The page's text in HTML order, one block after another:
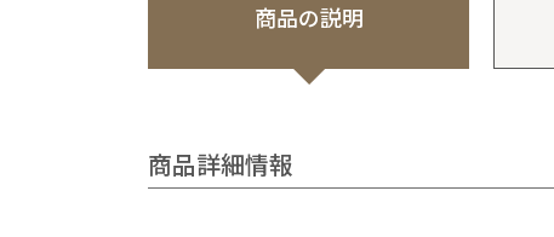
商品の説明
商品詳細情報